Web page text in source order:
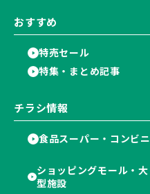
おすすめ
特売セール
特集・まとめ記事
チラシ情報
食品スーパー・コンビニ
ショッピングモール・大
型施設